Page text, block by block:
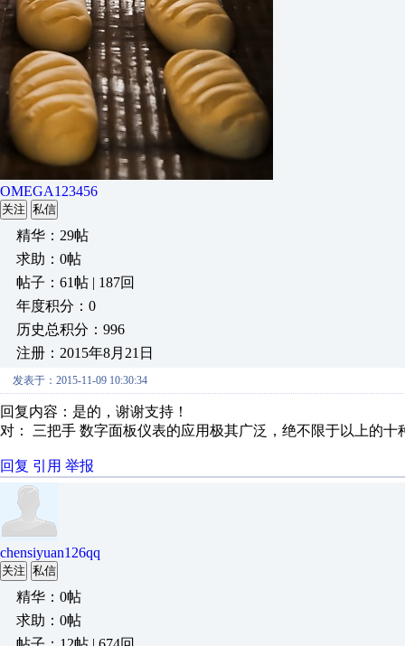
OMEGA123456
关注 私信
精华：29帖
求助：0帖
帖子：61帖 | 187回
年度积分：0
历史总积分：996
注册：2015年8月21日
发表于：2015-11-09 10:30:34
回复内容：是的，谢谢支持！
对： 三把手 数字面板仪表的应用极其广泛，绝不限于以上的十
回复 引用 举报
chensiyuan126qq
关注 私信
精华：0帖
求助：0帖